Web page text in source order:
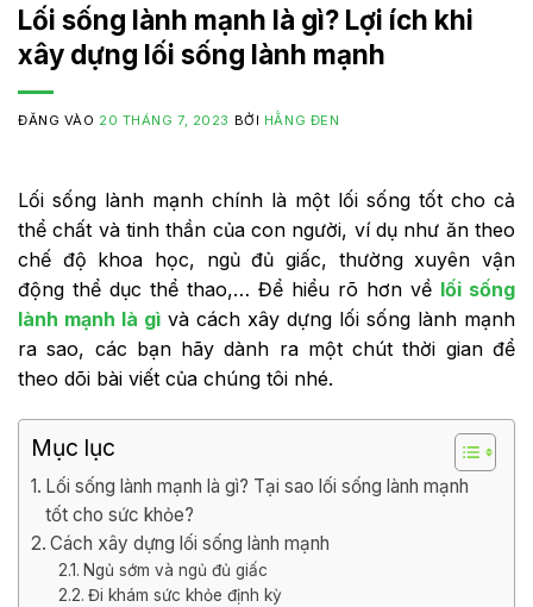
Lối sống lành mạnh là gì? Lợi ích khi
xây dựng lối sống lành mạnh
ĐĂNG VÀO 20 THÁNG 7, 2023 BỞI HẰNG ĐEN
Lối sống lành mạnh chính là một lối sống tốt cho cả
thể chất và tinh thần của con người, ví dụ như ăn theo
chế độ khoa học, ngủ đủ giấc, thường xuyên vận
động thể dục thể thao,… Để hiểu rõ hơn về lối sống
lành mạnh là gì và cách xây dựng lối sống lành mạnh
ra sao, các bạn hãy dành ra một chút thời gian để
theo dõi bài viết của chúng tôi nhé.
Mục lục
Lối sống lành mạnh là gì? Tại sao lối sống lành mạnh
tốt cho sức khỏe?
Cách xây dựng lối sống lành mạnh
Ngủ sớm và ngủ đủ giấc
Đi khám sức khỏe định kỳ